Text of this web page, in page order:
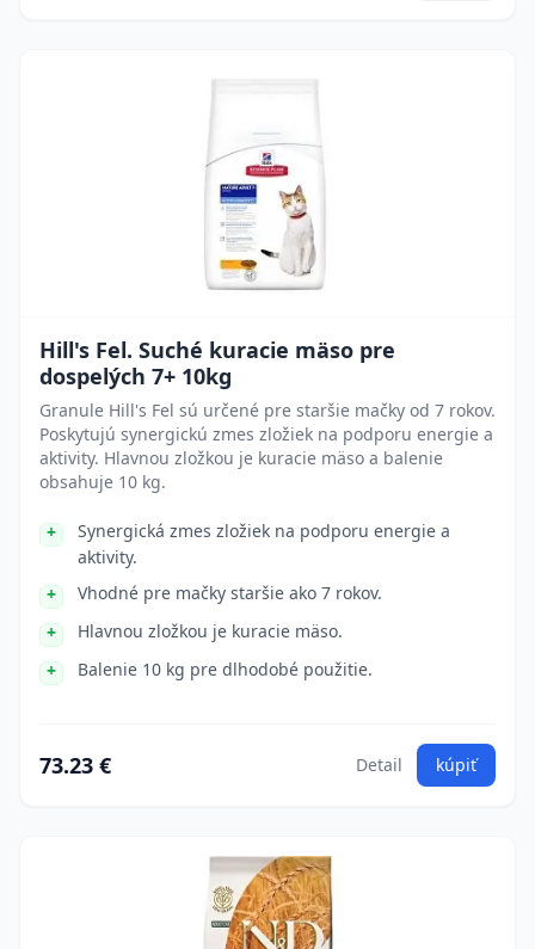
Hill's Fel. Suché kuracie mäso pre
dospelých 7+ 10kg
Granule Hill's Fel sú určené pre staršie mačky od 7 rokov.
Poskytujú synergickú zmes zložiek na podporu energie a
aktivity. Hlavnou zložkou je kuracie mäso a balenie
obsahuje 10 kg.
Synergická zmes zložiek na podporu energie a
aktivity.
Vhodné pre mačky staršie ako 7 rokov.
Hlavnou zložkou je kuracie mäso.
Balenie 10 kg pre dlhodobé použitie.
73.23 € Detail kúpiť